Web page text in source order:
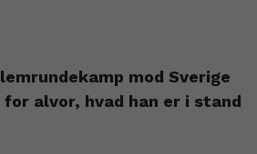
mod Sverige
alvor, hvad han er i stand